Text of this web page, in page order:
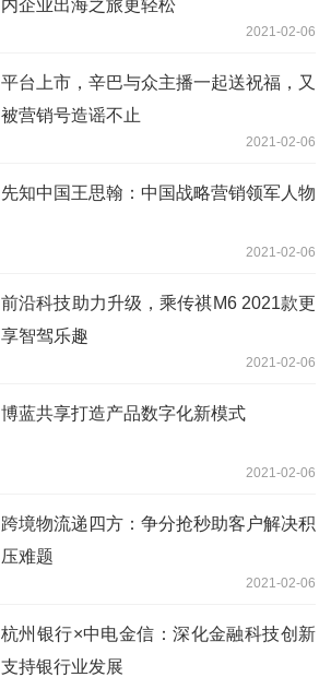
内企业出海之旅更轻松
2021-02-06
平台上市，辛巴与众主播一起送祝福，又
被营销号造谣不止
2021-02-06
先知中国王思翰：中国战略营销领军人物
2021-02-06
前沿科技助力升级，乘传祺M6 2021款更
享智驾乐趣
2021-02-06
博蓝共享打造产品数字化新模式
2021-02-06
跨境物流递四方：争分抢秒助客户解决积
压难题
2021-02-06
杭州银行×中电金信：深化金融科技创新
支持银行业发展